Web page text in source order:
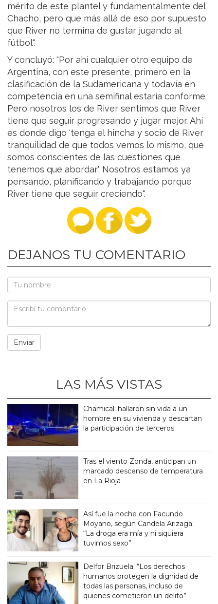
mérito de este plantel y fundamentalmente del
Chacho, pero que más allá de eso por supuesto
que River no termina de gustar jugando al
fútbol".
Y concluyó: "Por ahí cualquier otro equipo de
Argentina, con este presente, primero en la
clasificación de la Sudamericana y todavía en
competencia en una semifinal estaría conforme.
Pero nosotros los de River sentimos que River
tiene que seguir progresando y jugar mejor. Ahí
es donde digo 'tenga el hincha y socio de River
tranquilidad de que todos vemos lo mismo, que
somos conscientes de las cuestiones que
tenemos que abordar'. Nosotros estamos ya
pensando, planificando y trabajando porque
River tiene que seguir creciendo".
DEJANOS TU COMENTARIO
LAS MÁS VISTAS
Chamical: hallaron sin vida a un
hombre en su vivienda y descartan
la participación de terceros
Tras el viento Zonda, anticipan un
marcado descenso de temperatura
en La Rioja
Así fue la noche con Facundo
Moyano, según Candela Arizaga:
“La droga era mía y ni siquiera
tuvimos sexo”
Delfor Brizuela: “Los derechos
humanos protegen la dignidad de
todas las personas, incluso de
quienes cometieron un delito”